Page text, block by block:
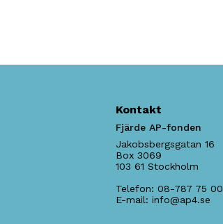
Kontakt
Fjärde AP-fonden
Jakobsbergsgatan 16
Box 3069
103 61 Stockholm
Telefon: 08-787 75 00
E-mail: info@ap4.se